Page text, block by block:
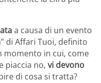
a causa di un evento
di Affari Tuoi, definito
momento in cui, come
piaccia no, vi devono
di cosa si tratta?